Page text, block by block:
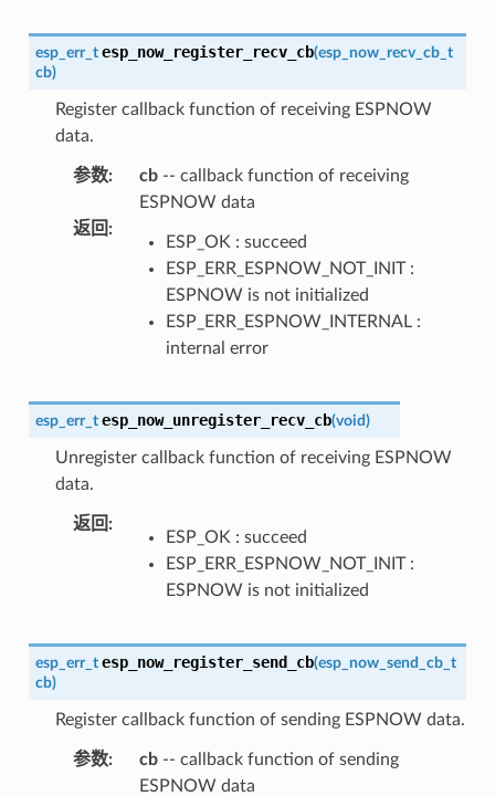
esp_err_t esp_now_register_recv_cb(esp_now_recv_cb_t
cb)
Register callback function of receiving ESPNOW
data.
参数: cb-- callback function of receiving
ESPNOW data
返回 :
ESP_OK : succeed
ESP_ERR_ESPNOW_NOT_INIT :
ESPNOW is not initialized
ESP_ERR_ESPNOW_INTERNAL :
internal error
esp_err_t esp_now_unregister_recv_cb(void)
Unregister callback function of receiving ESPNOW
data.
返回 :
ESP_OK : succeed
ESP_ERR_ESPNOW_NOT_INIT :
ESPNOW is not initialized
esp_err_t esp_now_register_send_cb(esp_now_send_cb_t
cb)
Register callback function of sending ESPNOW data.
参数: cb-- callback function of sending
ESPNOW data